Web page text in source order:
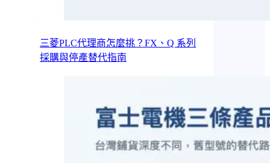
三菱PLC代理商怎麼挑？FX、Q 系列
採購與停產替代指南